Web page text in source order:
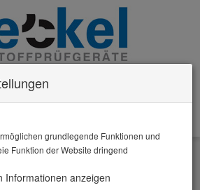
Zurück
Schüttdichte / Natronlaugeverfahren
grundlegende Funktionen und
Funktion der Website dringend
Informationen anzeigen